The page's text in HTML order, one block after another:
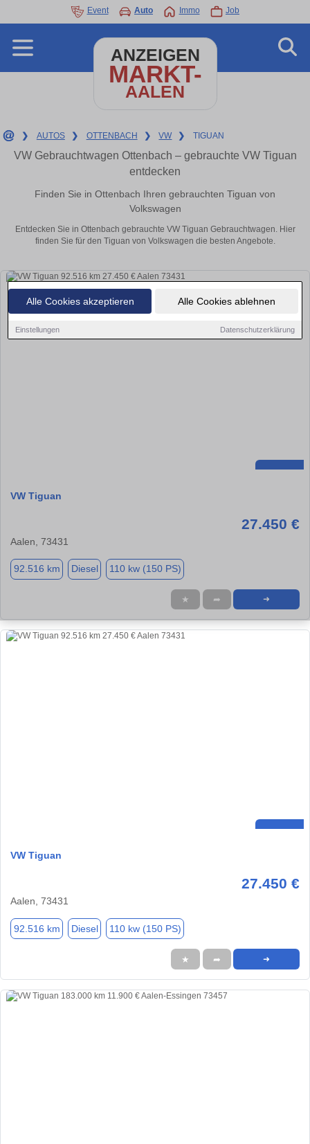
Alle Cookies akzeptieren Alle Cookies ablehnen
Einstellungen Datenschutzerklärung
Event Auto Immo Job
ANZEIGEN
MARKT-
AALEN
❯ AUTOS ❯ OTTENBACH ❯ VW ❯ TIGUAN
VW Gebrauchtwagen Ottenbach – gebrauchte VW Tiguan
entdecken
Finden Sie in Ottenbach Ihren gebrauchten Tiguan von
Volkswagen
Entdecken Sie in Ottenbach gebrauchte VW Tiguan Gebrauchtwagen. Hier
finden Sie für den Tiguan von Volkswagen die besten Angebote.
VW Tiguan
27.450 €
Aalen, 73431
92.516 km Diesel 110 kw (150 PS)
★ ➦ ➜
VW Tiguan
27.450 €
Aalen, 73431
92.516 km Diesel 110 kw (150 PS)
★ ➦ ➜